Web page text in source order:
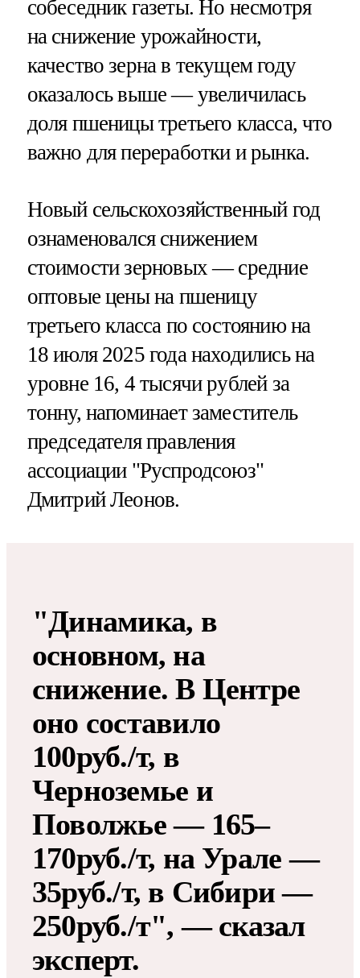
собеседник газеты. Но несмотря
на снижение урожайности,
качество зерна в текущем году
оказалось выше — увеличилась
доля пшеницы третьего класса, что
важно для переработки и рынка.
Новый сельскохозяйственный год
ознаменовался снижением
стоимости зерновых — средние
оптовые цены на пшеницу
третьего класса по состоянию на
18 июля 2025 года находились на
уровне 16, 4 тысячи рублей за
тонну, напоминает заместитель
председателя правления
ассоциации "Руспродсоюз"
Дмитрий Леонов.
"Динамика, в
основном, на
снижение. В Центре
оно составило
100руб./т, в
Черноземье и
Поволжье — 165–
170руб./т, на Урале —
35руб./т, в Сибири —
250руб./т", — сказал
эксперт.